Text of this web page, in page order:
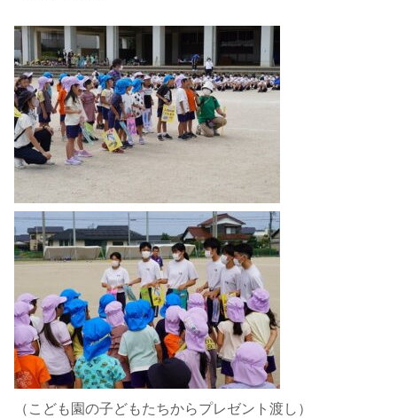
（こども園の子どもたちからプレゼント渡し）